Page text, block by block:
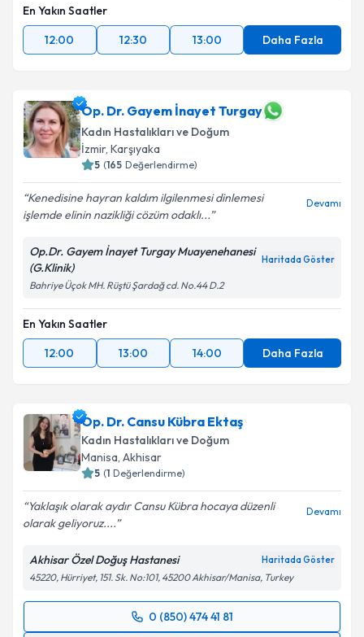
En Yakın Saatler
12:00
12:30 13:00 Daha Fazla
Op. Dr. Gayem İnayet Turgay
Kadın Hastalıkları ve Doğum
İzmir, Karşıyaka
5 (165 Değerlendirme)
Kenedisine hayran kaldım ilgilenmesi dinlemesi
işlemde elinin nazikliği cözüm odaklı...
Devamı
Op.Dr. Gayem İnayet Turgay Muayenehanesi
(G.Klinik)
Haritada Göster
Bahriye Üçok MH. Rüştü Şardağ cd. No.44 D.2
En Yakın Saatler
12:00
13:00 14:00 Daha Fazla
Op. Dr. Cansu Kübra Ektaş
Kadın Hastalıkları ve Doğum
Manisa, Akhisar
5 (1 Değerlendirme)
Yaklaşık olarak aydır Cansu Kübra hocaya düzenli
olarak geliyoruz....
Devamı
Akhisar Özel Doğuş Hastanesi Haritada Göster
45220, Hürriyet, 151. Sk. No:101, 45200 Akhisar/Manisa, Turkey
0 (850) 474 41 81
Randevu Takvimi Talebi